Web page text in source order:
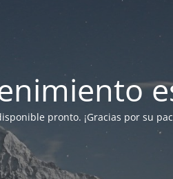
pronto. ¡Gracias por su